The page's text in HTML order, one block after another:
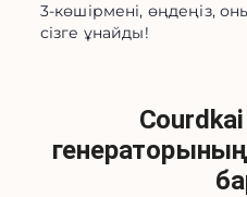
3-көшірмені, өңдеңіз,
сізге ұнайды!